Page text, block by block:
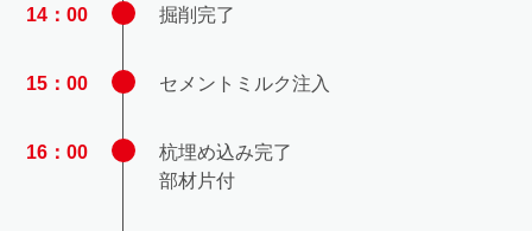
14：00 掘削完了
15：00 セメントミルク注入
16：00
杭埋め込み完了
部材片付